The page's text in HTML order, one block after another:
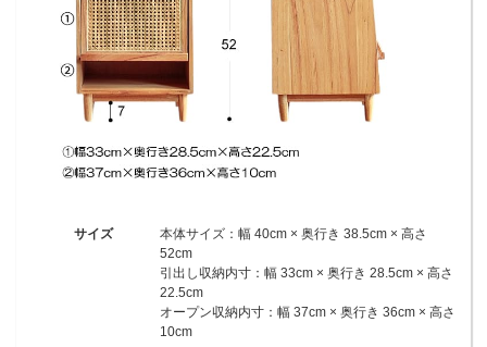
サイズ
本体サイズ：幅 40cm × 奥行き 38.5cm × 高さ
52cm
引出し収納内寸：幅 33cm × 奥行き 28.5cm × 高さ
22.5cm
オープン収納内寸：幅 37cm × 奥行き 36cm × 高さ
10cm